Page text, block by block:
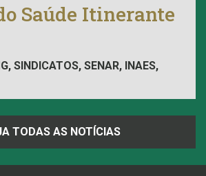
Saúde Itinerante
SINDICATOS, SENAR, INAES,
TODAS AS NOTÍCIAS